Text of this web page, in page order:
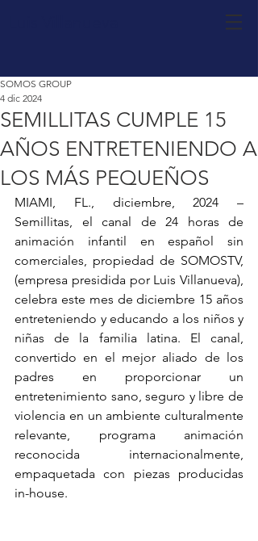
SEMILLITAS CUMPLE 15
AÑOS ENTRETENIENDO A
LOS MÁS PEQUEÑOS
SOMOS GROUP
4 dic 2024
MIAMI, FL., diciembre, 2024 –
Semillitas, el canal de 24 horas de
animación infantil en español sin
comerciales, propiedad de SOMOSTV,
(empresa presidida por Luis Villanueva),
celebra este mes de diciembre 15 años
entreteniendo y educando a los niños y
niñas de la familia latina. El canal,
convertido en el mejor aliado de los
padres en proporcionar un
entretenimiento sano, seguro y libre de
violencia en un ambiente culturalmente
relevante, programa animación
reconocida internacionalmente,
empaquetada con piezas producidas
in-house.